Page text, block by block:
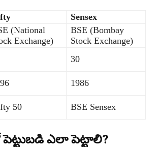
Sensex
(National
Exchange)
BSE (Bombay
Stock Exchange)
30
1986
50 BSE Sensex
ఎలా పెట్టాలి?